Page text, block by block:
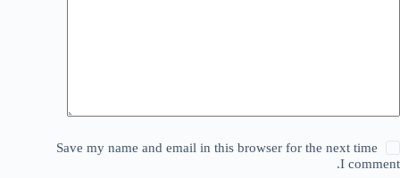
Save my name and email in this browser for the next time
I comment.